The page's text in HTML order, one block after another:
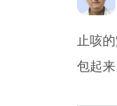
寒、
止咳
包起